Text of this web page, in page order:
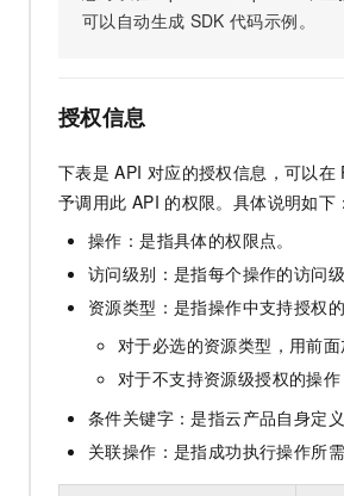
可以自动生成 SDK 代码示例。
授权信息
下表是 API 对应的授权信息，可以在
予调用此 API 的权限。具体说明如下：
操作：是指具体的权限点。
访问级别：是指每个操作的访问
资源类型：是指操作中支持授权
对于必选的资源类型，用前面
对于不支持资源级授权的操
条件关键字：是指云产品自身定义
关联操作：是指成功执行操作所
大模型服务
千问AI平台-模型体验
Happy 系列大模型
新一代 AI 视频生成模型，深度适配广告营销等场景
大模型解决方案
快速部署 Dify，高效搭建 AI 应用
依托云原生高可用架构,实现Dify私有化部署
10 分钟在聊天系统中增加一个 AI 助手
140+云产品 免费试用
大模型ACA认证体验
助力企业全员 AI 认知与能力提升
AI空中课堂在线直播课堂（旗舰版）
行业生态解决方案
开发者生态解决方案
AI 开发和 AI 应用解决方案